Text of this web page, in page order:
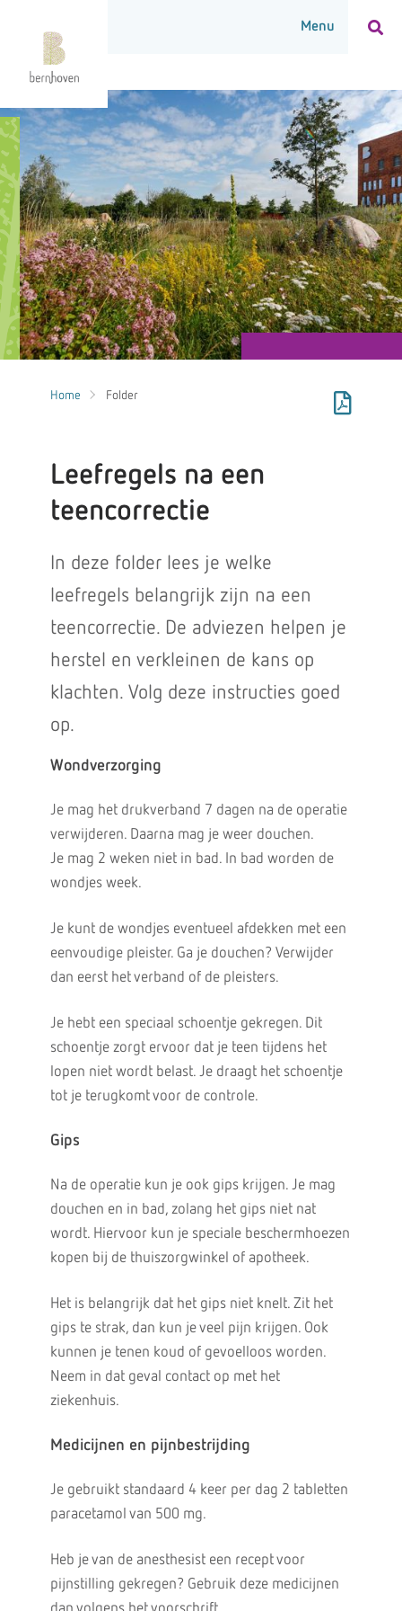
Home Folder
Leefregels na een
teencorrectie
In deze folder lees je welke
leefregels belangrijk zijn na een
teencorrectie. De adviezen helpen je
herstel en verkleinen de kans op
klachten. Volg deze instructies goed
op.
Wondverzorging
Je mag het drukverband 7 dagen na de operatie
verwijderen. Daarna mag je weer douchen.
Je mag 2 weken niet in bad. In bad worden de
wondjes week.
Je kunt de wondjes eventueel afdekken met een
eenvoudige pleister. Ga je douchen? Verwijder
dan eerst het verband of de pleisters.
Je hebt een speciaal schoentje gekregen. Dit
schoentje zorgt ervoor dat je teen tijdens het
lopen niet wordt belast. Je draagt het schoentje
tot je terugkomt voor de controle.
Gips
Na de operatie kun je ook gips krijgen. Je mag
douchen en in bad, zolang het gips niet nat
wordt. Hiervoor kun je speciale beschermhoezen
kopen bij de thuiszorgwinkel of apotheek.
Het is belangrijk dat het gips niet knelt. Zit het
gips te strak, dan kun je veel pijn krijgen. Ook
kunnen je tenen koud of gevoelloos worden.
Neem in dat geval contact op met het
ziekenhuis.
Medicijnen en pijnbestrijding
Je gebruikt standaard 4 keer per dag 2 tabletten
paracetamol van 500 mg.
Heb je van de anesthesist een recept voor
pijnstilling gekregen? Gebruik deze medicijnen